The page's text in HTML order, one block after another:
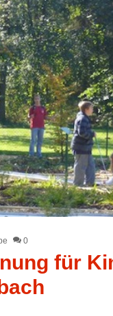
0
für